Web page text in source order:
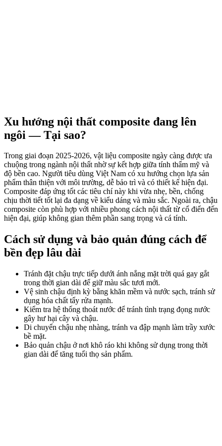
Xu hướng nội thất composite đang lên
ngôi — Tại sao?
Trong giai đoạn 2025-2026, vật liệu composite ngày càng được ưa
chuộng trong ngành nội thất nhờ sự kết hợp giữa tính thẩm mỹ và
độ bền cao. Người tiêu dùng Việt Nam có xu hướng chọn lựa sản
phẩm thân thiện với môi trường, dễ bảo trì và có thiết kế hiện đại.
Composite đáp ứng tốt các tiêu chí này khi vừa nhẹ, bền, chống
chịu thời tiết tốt lại đa dạng về kiểu dáng và màu sắc. Ngoài ra, chậu
composite còn phù hợp với nhiều phong cách nội thất từ cổ điển đến
hiện đại, giúp không gian thêm phần sang trọng và cá tính.
Cách sử dụng và bảo quản đúng cách để
bền đẹp lâu dài
Tránh đặt chậu trực tiếp dưới ánh nắng mặt trời quá gay gắt
trong thời gian dài để giữ màu sắc tươi mới.
Vệ sinh chậu định kỳ bằng khăn mềm và nước sạch, tránh sử
dụng hóa chất tẩy rửa mạnh.
Kiểm tra hệ thống thoát nước để tránh tình trạng đọng nước
gây hư hại cây và chậu.
Di chuyển chậu nhẹ nhàng, tránh va đập mạnh làm trầy xước
bề mặt.
Bảo quản chậu ở nơi khô ráo khi không sử dụng trong thời
gian dài để tăng tuổi thọ sản phẩm.